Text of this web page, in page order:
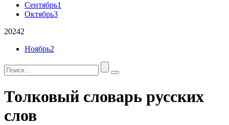
Сентябрь1
Октябрь3
20242
Ноябрь2
Толковый словарь русских
слов